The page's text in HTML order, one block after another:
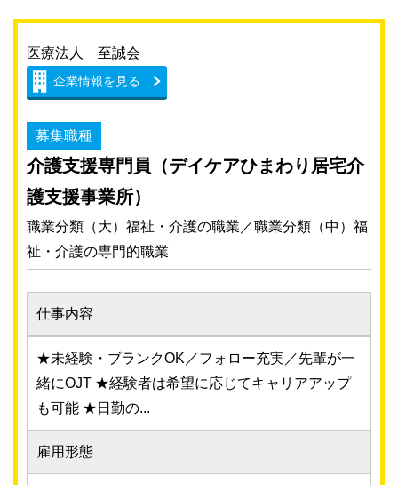
企業情報を見る
医療法人 至誠会
募集職種
介護支援専門員（デイケアひまわり居宅介
護支援事業所）
職業分類（大）福祉・介護の職業／職業分類（中）福
祉・介護の専門的職業
仕事内容
★未経験・ブランクOK／フォロー充実／先輩が一
緒にOJT ★経験者は希望に応じてキャリアアップ
も可能 ★日勤の...
雇用形態